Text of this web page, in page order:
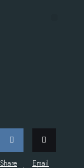
Share Email